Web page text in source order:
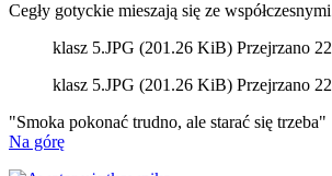
Cegły gotyckie mieszają się ze
klasz 5.JPG (201.26 KiB) Przejrzano
klasz 5.JPG (201.26 KiB) Przejrzano
"Smoka pokonać trudno, ale starać się trzeba"
Na górę